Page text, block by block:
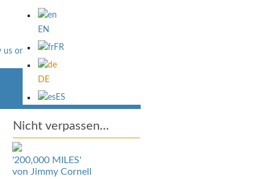
EN
FR
DE
ES
Über Uns
Nicht verpassen…
'200,000 MILES'
von Jimmy Cornell